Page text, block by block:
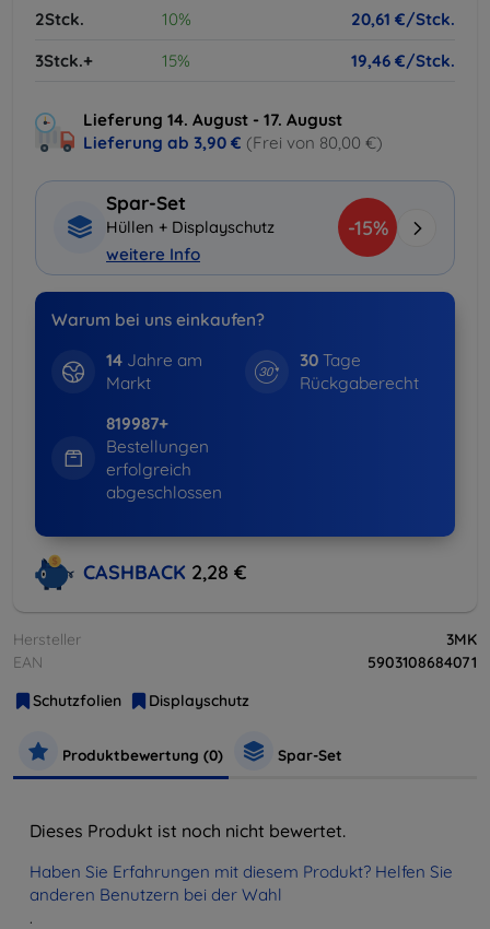
2Stck. 10%
20,61 €/Stck.
3Stck.+
15% 19,46 €/Stck.
Lieferung 14. August - 17. August
Lieferung ab 3,90 € (Frei von 80,00 €)
Spar-Set
Hüllen + Displayschutz
weitere Info
-15%
Warum bei uns einkaufen?
14Jahre am
Markt
30 Tage
Rückgaberecht
819987+
Bestellungen
erfolgreich
abgeschlossen
CASHBACK 2,28 €
Hersteller
3MK
EAN
5903108684071
Schutzfolien
Displayschutz
Produktbewertung (0) Spar-Set
Dieses Produkt ist noch nicht bewertet.
Haben Sie Erfahrungen mit diesem Produkt? Helfen Sie
anderen Benutzern bei der Wahl
.